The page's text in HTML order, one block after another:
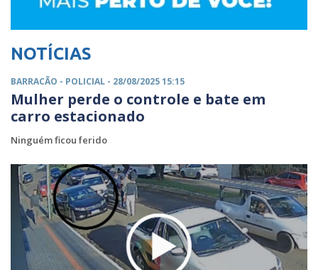
NOTÍCIAS
BARRACÃO - POLICIAL - 28/08/2025 15:15
Mulher perde o controle e bate em
carro estacionado
Ninguém ficou ferido